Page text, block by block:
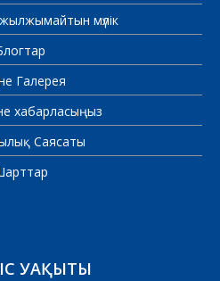
мүлік
Галерея
хабарласыңыз
Саясаты
УАҚЫТЫ